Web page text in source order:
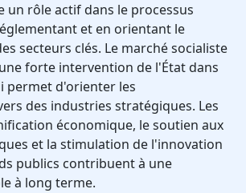
un rôle actif dans le processus
et en orientant le
secteurs clés. Le marché socialiste
forte intervention de l'État dans
permet d'orienter les
des industries stratégiques. Les
économique, le soutien aux
et la stimulation de l'innovation
publics contribuent à une
à long terme.